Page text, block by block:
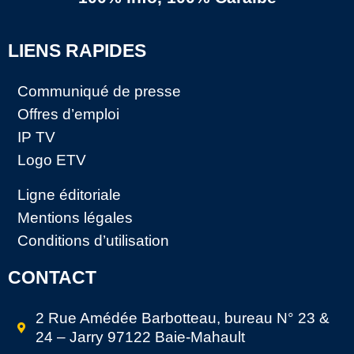
LIENS RAPIDES
Communiqué de presse
Offres d’emploi
IP TV
Logo ETV
Ligne éditoriale
Mentions légales
Conditions d’utilisation
CONTACT
2 Rue Amédée Barbotteau, bureau N° 23 &
24 – Jarry 97122 Baie-Mahault